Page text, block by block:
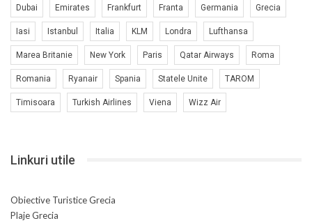
Dubai Emirates Frankfurt Franta Germania Grecia
Iasi Istanbul Italia KLM Londra Lufthansa
Marea Britanie New York Paris Qatar Airways Roma
Romania Ryanair Spania Statele Unite TAROM
Timisoara Turkish Airlines Viena Wizz Air
Linkuri utile
Obiective Turistice Grecia
Plaje Grecia